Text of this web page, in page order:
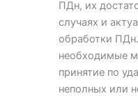
ПДн, их
случаях и
обработки
необходимые
принятие по
неполных или